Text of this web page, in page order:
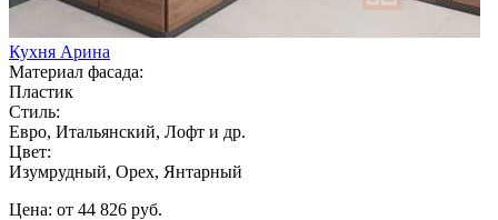
Кухня Арина
Материал фасада:
Пластик
Стиль:
Евро, Итальянский, Лофт и др.
Цвет:
Изумрудный, Орех, Янтарный
Цена: от 44 826 руб.